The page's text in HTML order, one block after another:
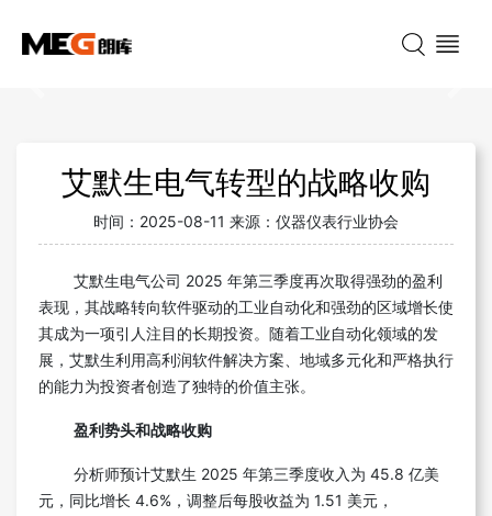
艾默生电气转型的战略收购
时间： 2025-08-11 来源： 仪器仪表行业协会
艾默生电气公司 2025 年第三季度再次取得强劲的盈利
表现，其战略转向软件驱动的工业自动化和强劲的区域增长使
其成为一项引人注目的长期投资。随着工业自动化领域的发
展，艾默生利用高利润软件解决方案、地域多元化和严格执行
的能力为投资者创造了独特的价值主张。
盈利势头和战略收购
分析师预计艾默生 2025 年第三季度收入为 45.8 亿美
元，同比增长 4.6%，调整后每股收益为 1.51 美元，